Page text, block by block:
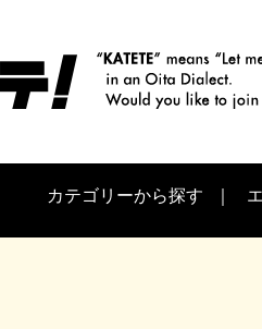
カテゴリーから探す